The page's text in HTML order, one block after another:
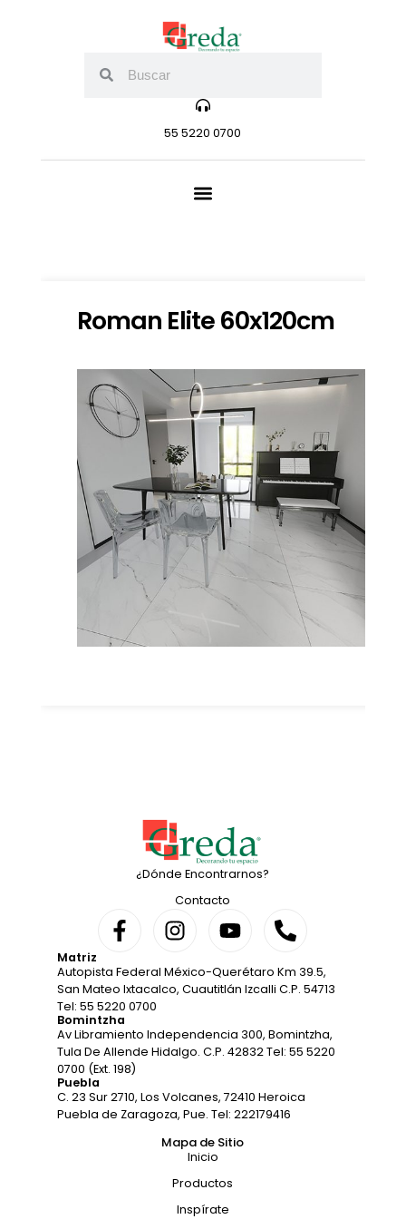
55 5220 0700
Roman Elite 60x120cm
¿Dónde Encontrarnos?
Contacto
Matriz
Autopista Federal México-Querétaro Km 39.5,
San Mateo Ixtacalco, Cuautitlán Izcalli C.P. 54713
Tel: 55 5220 0700
Bomintzha
Av Libramiento Independencia 300, Bomintzha,
Tula De Allende Hidalgo. C.P. 42832 Tel: 55 5220
0700 (Ext. 198)
Puebla
C. 23 Sur 2710, Los Volcanes, 72410 Heroica
Puebla de Zaragoza, Pue. Tel: 222179416
Mapa de Sitio
Inicio
Productos
Inspírate